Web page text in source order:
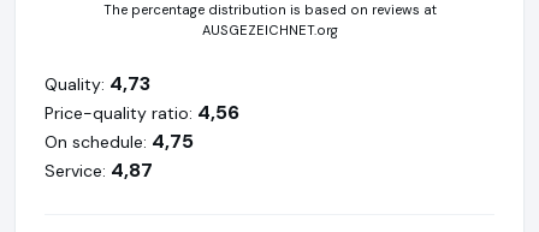
The percentage distribution is based on reviews at
AUSGEZEICHNET.org
Quality: 4,73
Price-quality ratio: 4,56
On schedule: 4,75
Service: 4,87